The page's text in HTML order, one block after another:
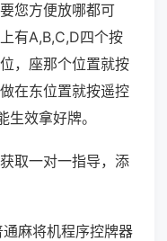
您方便放哪都可
有A,B,C,D四个按
，座那个位置就按
在东位置就按遥控
效拿好牌。
取一对一指导，添
麻将机程序控牌器